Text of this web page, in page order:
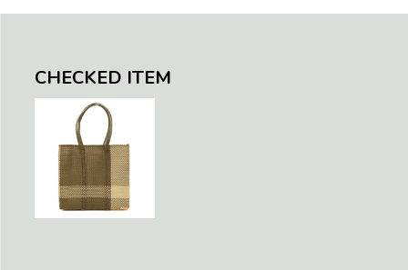
CHECKED ITEM